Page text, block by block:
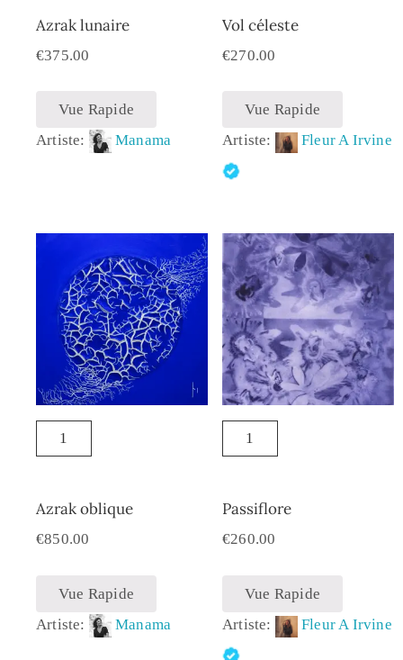
Azrak lunaire
€375.00
Vue Rapide
Artiste:
Manama
Vol céleste
€270.00
Vue Rapide
Artiste:
Fleur A Irvine
Azrak oblique
€850.00
Vue Rapide
Artiste:
Manama
Passiflore
€260.00
Vue Rapide
Artiste:
Fleur A Irvine